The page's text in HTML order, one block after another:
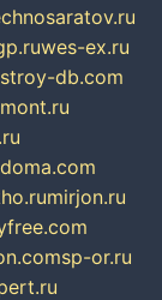
wes-ex.ru
stroy-db.com
mirjon.ru
sp-or.ru